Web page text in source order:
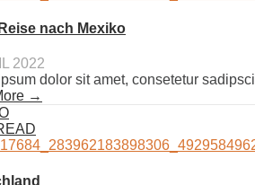
nach Mexiko
2022
dolor sit amet, consetetur
→